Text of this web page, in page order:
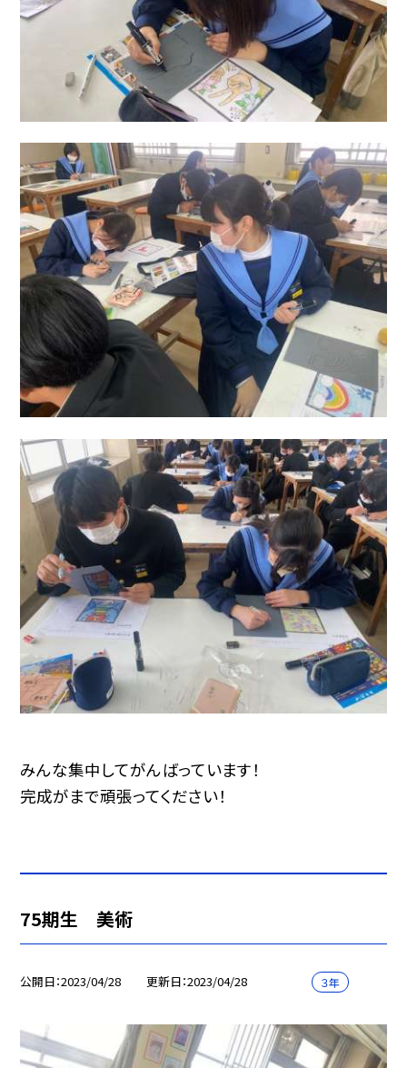
みんな集中してがんばっています！
完成がまで頑張ってください！
75期生 美術
公開日 2023/04/28 更新日 2023/04/28 ３年